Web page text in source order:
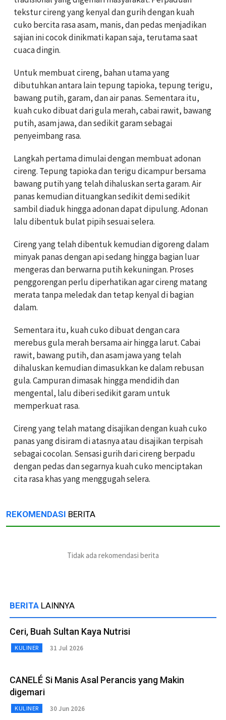
tekstur cireng yang kenyal dan gurih dengan kuah
cuko bercita rasa asam, manis, dan pedas menjadikan
sajian ini cocok dinikmati kapan saja, terutama saat
cuaca dingin.
Untuk membuat cireng, bahan utama yang
dibutuhkan antara lain tepung tapioka, tepung terigu,
bawang putih, garam, dan air panas. Sementara itu,
kuah cuko dibuat dari gula merah, cabai rawit, bawang
putih, asam jawa, dan sedikit garam sebagai
penyeimbang rasa.
Langkah pertama dimulai dengan membuat adonan
cireng. Tepung tapioka dan terigu dicampur bersama
bawang putih yang telah dihaluskan serta garam. Air
panas kemudian dituangkan sedikit demi sedikit
sambil diaduk hingga adonan dapat dipulung. Adonan
lalu dibentuk bulat pipih sesuai selera.
Cireng yang telah dibentuk kemudian digoreng dalam
minyak panas dengan api sedang hingga bagian luar
mengeras dan berwarna putih kekuningan. Proses
penggorengan perlu diperhatikan agar cireng matang
merata tanpa meledak dan tetap kenyal di bagian
dalam.
Sementara itu, kuah cuko dibuat dengan cara
merebus gula merah bersama air hingga larut. Cabai
rawit, bawang putih, dan asam jawa yang telah
dihaluskan kemudian dimasukkan ke dalam rebusan
gula. Campuran dimasak hingga mendidih dan
mengental, lalu diberi sedikit garam untuk
memperkuat rasa.
Cireng yang telah matang disajikan dengan kuah cuko
panas yang disiram di atasnya atau disajikan terpisah
sebagai cocolan. Sensasi gurih dari cireng berpadu
dengan pedas dan segarnya kuah cuko menciptakan
cita rasa khas yang menggugah selera.
REKOMENDASI BERITA
Tidak ada rekomendasi berita
BERITA LAINNYA
Ceri, Buah Sultan Kaya Nutrisi
KULINER 31 Jul 2026
CANELÉ Si Manis Asal Perancis yang Makin
digemari
KULINER 30 Jun 2026